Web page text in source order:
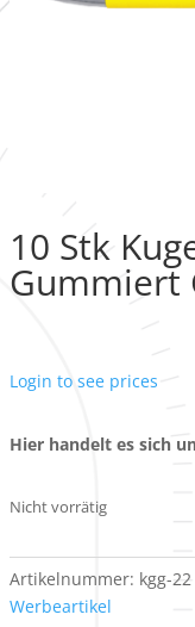
10 Stk
Gummiert
Login to see prices
Hier handelt es sich
Nicht vorrätig
Artikelnummer: kgg-22
Werbeartikel